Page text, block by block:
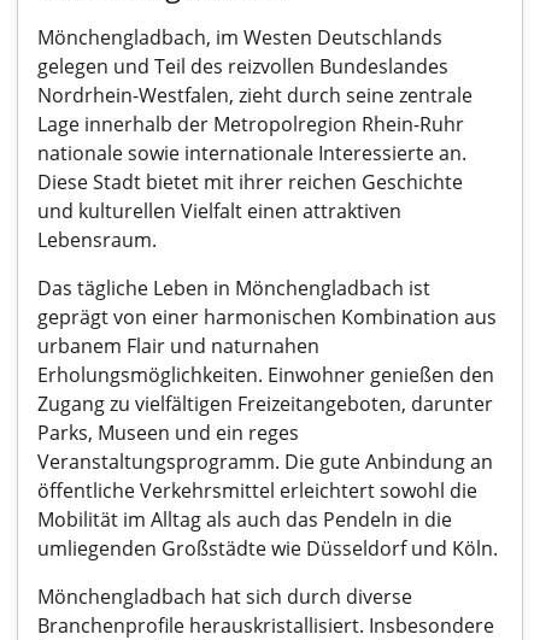
Mönchengladbach, im Westen Deutschlands
gelegen und Teil des reizvollen Bundeslandes
Nordrhein-Westfalen, zieht durch seine zentrale
Lage innerhalb der Metropolregion Rhein-Ruhr
nationale sowie internationale Interessierte an.
Diese Stadt bietet mit ihrer reichen Geschichte
und kulturellen Vielfalt einen attraktiven
Lebensraum.
Das tägliche Leben in Mönchengladbach ist
geprägt von einer harmonischen Kombination aus
urbanem Flair und naturnahen
Erholungsmöglichkeiten. Einwohner genießen den
Zugang zu vielfältigen Freizeitangeboten, darunter
Parks, Museen und ein reges
Veranstaltungsprogramm. Die gute Anbindung an
öffentliche Verkehrsmittel erleichtert sowohl die
Mobilität im Alltag als auch das Pendeln in die
umliegenden Großstädte wie Düsseldorf und Köln.
Mönchengladbach hat sich durch diverse
Branchenprofile herauskristallisiert. Insbesondere